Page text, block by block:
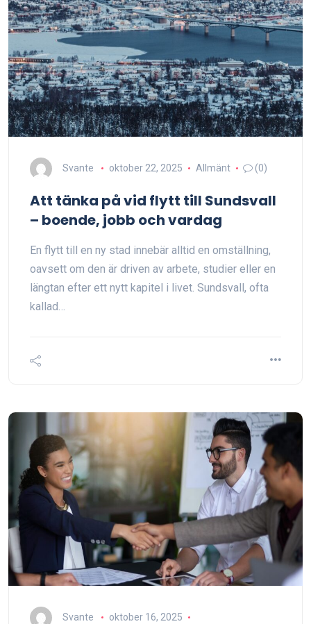
Svante oktober 22, 2025 Allmänt (0)
Att tänka på vid flytt till Sundsvall
– boende, jobb och vardag
En flytt till en ny stad innebär alltid en omställning,
oavsett om den är driven av arbete, studier eller en
längtan efter ett nytt kapitel i livet. Sundsvall, ofta
kallad…
Svante
oktober 16, 2025